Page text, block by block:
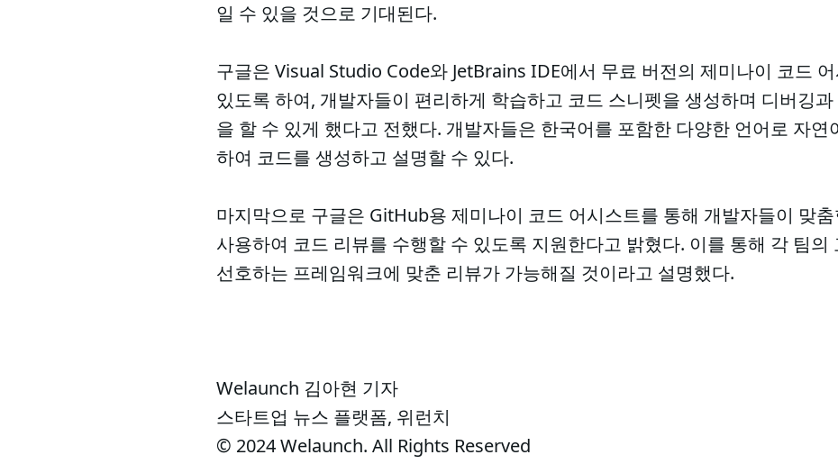
일 수 있을 것으로 기대된다.
구글은 Visual Studio Code와 JetBrains IDE에서 무료 버전의 제미나이 코드
있도록 하여, 개발자들이 편리하게 학습하고 코드 스니펫을 생성하며 디버깅
을 할 수 있게 했다고 전했다. 개발자들은 한국어를 포함한 다양한 언어로 자연
하여 코드를 생성하고 설명할 수 있다.
마지막으로 구글은 GitHub용 제미나이 코드 어시스트를 통해 개발자들이 맞
사용하여 코드 리뷰를 수행할 수 있도록 지원한다고 밝혔다. 이를 통해 각 팀의
선호하는 프레임워크에 맞춘 리뷰가 가능해질 것이라고 설명했다.
Welaunch 김아현 기자
스타트업 뉴스 플랫폼, 위런치
© 2024 Welaunch. All Rights Reserved